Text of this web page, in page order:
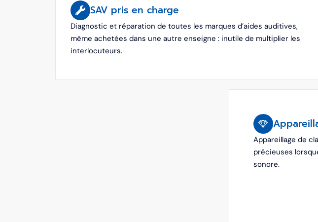
SAV pris en charge
Diagnostic et réparation de toutes les marques d’aides auditives,
même achetées dans une autre enseigne : inutile de multiplier les
interlocuteurs.
Appareillage de
précieuses
sonore.